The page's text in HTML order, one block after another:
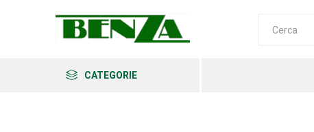
CATEGORIE